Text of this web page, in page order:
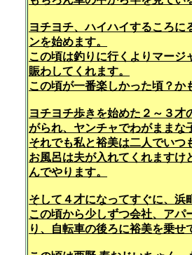
ヨチヨチ、ハイハイするころ
ンを始めます。
この頃は釣りに行くよりマージ
賑わしてくれます。
この頃が一番楽しかった頃？か
ヨチヨチ歩きを始めた２～３
がられ、ヤンチャでわがままな
それでも私と裕美は二人でいつ
お風呂は夫が入れてくれますけ
んでやります。
そして４才になってすぐに、浜
この頃から少しずつ会社、アパ
り、自転車の後ろに裕美を乗